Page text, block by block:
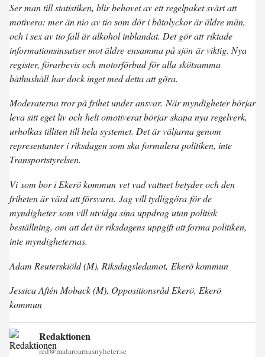
Ser man till statistiken, blir behovet av ett regelpaket svårt att
motivera: mer än nio av tio som dör i båtolyckor är äldre män,
och i sex av tio fall är alkohol inblandat. Det gör att riktade
informationsinsatser mot äldre ensamma på sjön är viktig. Nya
register, förarbevis och motorförbud för alla skötsamma
båthushåll har dock inget med detta att göra.
Moderaterna tror på frihet under ansvar. När myndigheter börjar
leva sitt eget liv och helt omotiverat börjar skapa nya regelverk,
urholkas tilliten till hela systemet. Det är väljarna genom
representanter i riksdagen som ska formulera politiken, inte
Transportstyrelsen.
Vi som bor i Ekerö kommun vet vad vattnet betyder och den
friheten är värd att försvara. Jag vill tydliggöra för de
myndigheter som vill utvidga sina uppdrag utan politisk
beställning, om att det är riksdagens uppgift att forma politiken,
inte myndigheternas.
Adam Reuterskiöld (M), Riksdagsledamot, Ekerö kommun
Jessica Aftén Moback (M), Oppositionsråd Ekerö, Ekerö
kommun
Redaktionen
red@malaroarnasnyheter.se